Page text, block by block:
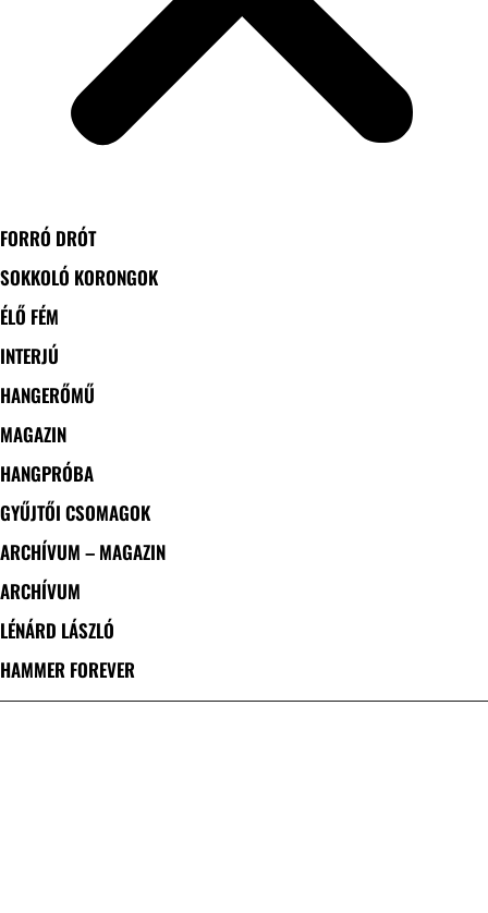
FORRÓ DRÓT
SOKKOLÓ KORONGOK
ÉLŐ FÉM
INTERJÚ
HANGERŐMŰ
MAGAZIN
HANGPRÓBA
GYŰJTŐI CSOMAGOK
ARCHÍVUM – MAGAZIN
ARCHÍVUM
LÉNÁRD LÁSZLÓ
HAMMER FOREVER